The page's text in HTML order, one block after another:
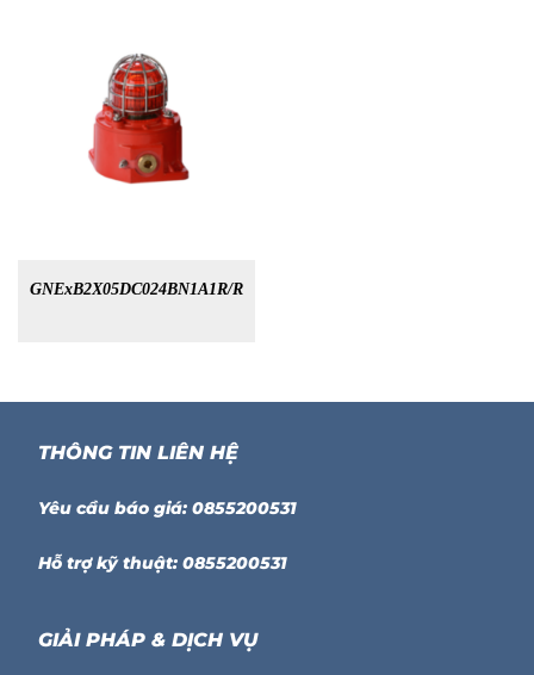
GNExB2X05DC024BN1A1R/R
THÔNG TIN LIÊN HỆ
Yêu cầu báo giá: 0855200531
Hỗ trợ kỹ thuật: 0855200531
GIẢI PHÁP & DỊCH VỤ